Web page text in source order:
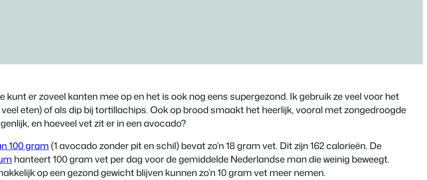
er zoveel kanten mee op en het is ook nog eens supergezond. Ik gebruik ze veel voor het
eten) of als dip bij tortillachips. Ook op brood smaakt het heerlijk, vooral met zongedroogde
en hoeveel vet zit er in een avocado?
100 gram (1 avocado zonder pit en schil) bevat zo’n 18 gram vet. Dit zijn 162 calorieën. De
hanteert 100 gram vet per dag voor de gemiddelde Nederlandse man die weinig beweegt.
op een gezond gewicht blijven kunnen zo’n 10 gram vet meer nemen.